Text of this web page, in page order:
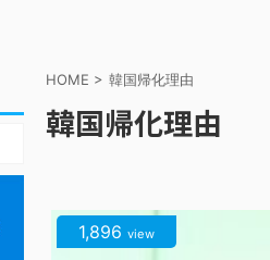
HOME > 韓国帰化理由
韓国帰化理由
1,896 view